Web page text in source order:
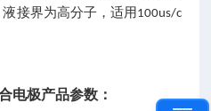
液接界为高分子，适用 100us/c
电极产品参数：